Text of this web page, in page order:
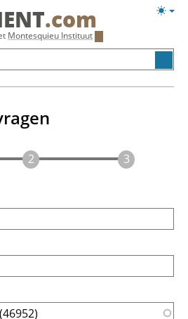
.com
Montesquieu Instituut